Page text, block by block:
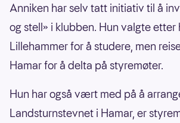
Anniken har selv tatt initiativ til å
og stell» i klubben. Hun valgte
Lillehammer for å studere, men
Hamar for å delta på styremøter.
Hun har også vært med på å
Landsturnstevnet i Hamar, er